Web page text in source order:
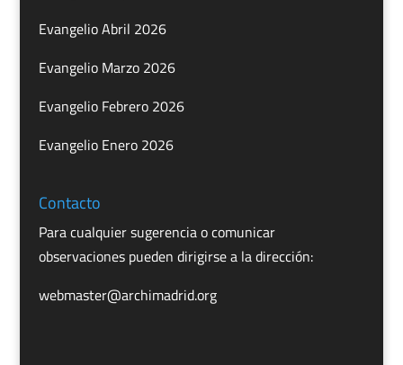
Evangelio Abril 2026
Evangelio Marzo 2026
Evangelio Febrero 2026
Evangelio Enero 2026
Contacto
Para cualquier sugerencia o comunicar
observaciones pueden dirigirse a la dirección:
webmaster@archimadrid.org